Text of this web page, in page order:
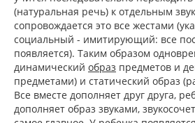
(натуральная речь) к отдельным
сопровождается это все жестами
социальный - имитирующий: все
появляется). Таким образом
динамический образ предметов и
предметами) и статический образ
Все вместе дополняет друг друга,
дополняет образ звуками,